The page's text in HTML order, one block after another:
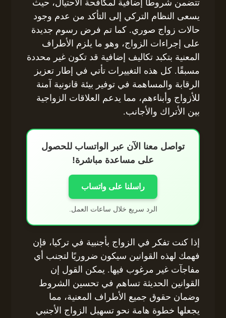
تتضمن شروطًا إضافية لمكافحة الاحتيال، حيث
يسعى النظام التركي إلى التأكد من عدم وجود
حالات زواج صوري. كما تم فرض رسوم جديدة
على إجراءات الزواج، وهو ما يلزم الأطراف
المعنية بتكبد تكاليف إضافية قد تكون غير محددة
مسبقًا. كل هذه التغييرات تأتي في إطار تعزيز
الرقابة والمساهمة في توفير بيئة قانونية آمنة
للأزواج وأبناءهم، مما يدعم العلاقات الزواجية
بين الأتراك والأجانب.
تواصل معنا الآن عبر الواتساب للحصول
على مساعدة مباشرة!
راسلنا على واتساب
الرد سريع خلال ساعات العمل.
إذا كنت تفكر في الزواج بأجنبية في تركيا، فإن
فهمك لهذه القوانين سيكون ضروريًا لتجنب أي
مفاجآت غير مرغوب فيها. يمكن القول إن
القوانين الحديثة تساهم في تحسين الشروط
وضمان حقوق جميع الأطراف المعنية، مما
يجعلها خطوة هامة نحو تسهيل الزواج الأجنبي